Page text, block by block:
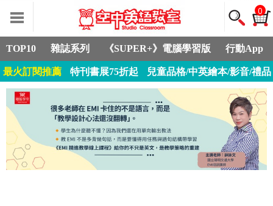
0
TOP10 雜誌系列 《SUPER+》電腦學習版 行動App
最火訂閱推薦 特刊書展75折起 兒童品格/中英繪本/影音/禮品